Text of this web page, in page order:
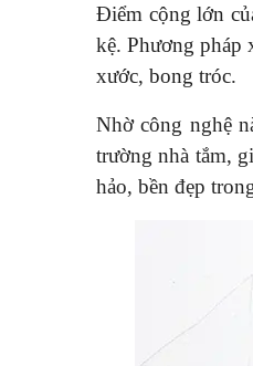
Điểm cộng lớn
kệ. Phương pháp
xước, bong tróc.
Nhờ công nghệ
trường nhà tắm,
hảo, bền đẹp